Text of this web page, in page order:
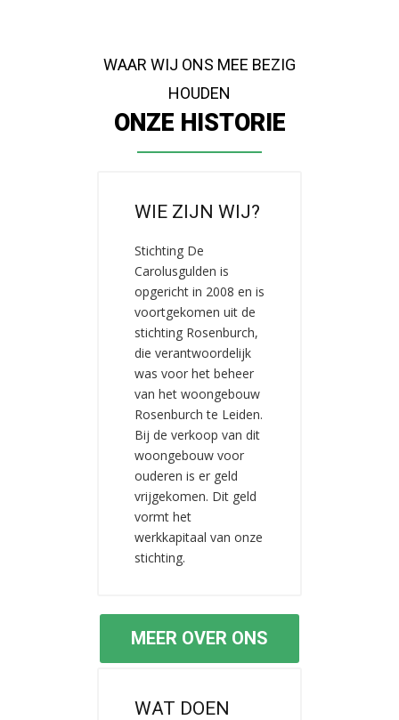
WAAR WIJ ONS MEE BEZIG
HOUDEN
ONZE HISTORIE
WIE ZIJN WIJ?
Stichting De
Carolusgulden is
opgericht in 2008 en is
voortgekomen uit de
stichting Rosenburch,
die verantwoordelijk
was voor het beheer
van het woongebouw
Rosenburch te Leiden.
Bij de verkoop van dit
woongebouw voor
ouderen is er geld
vrijgekomen. Dit geld
vormt het
werkkapitaal van onze
stichting.
MEER OVER ONS
WAT DOEN